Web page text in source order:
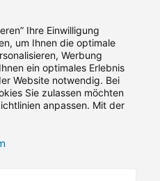
8 Unterrichtseinheiten
technischen
Ihre Einwilligung
um Ihnen die optimale
Werbung
ein optimales Erlebnis
Website notwendig. Bei
Sie zulassen möchten
anpassen. Mit der